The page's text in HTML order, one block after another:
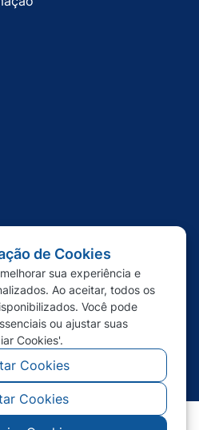
de Cookies
sua experiência e
Ao aceitar, todos os
Você pode
ou ajustar suas
Cookies'.
Cookies
Cookies